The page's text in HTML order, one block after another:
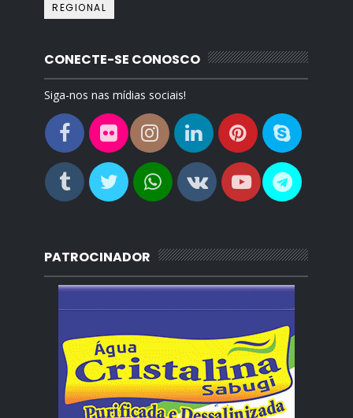
REGIONAL
CONECTE-SE CONOSCO
Siga-nos nas mídias sociais!
PATROCINADOR